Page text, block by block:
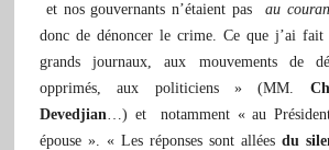
et nos gouvernants n’étaient pas au
donc de dénoncer le crime. Ce que j’ai fait
grands journaux, aux mouvements de
opprimés, aux politiciens » (MM.
Devedjian…) et notamment « au
épouse ». « Les réponses sont alléesdu